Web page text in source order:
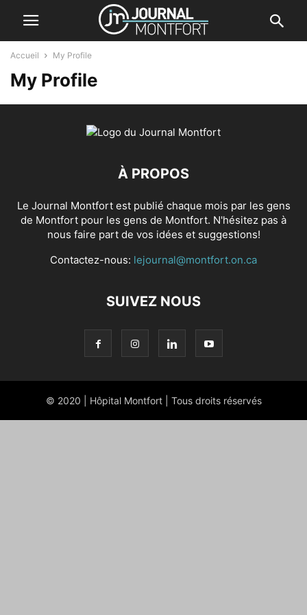
Accueil My Profile
My Profile
À PROPOS
Le Journal Montfort est publié chaque mois par les gens
de Montfort pour les gens de Montfort. N'hésitez pas à
nous faire part de vos idées et suggestions!
Contactez-nous: lejournal@montfort.on.ca
SUIVEZ NOUS
© 2020 | Hôpital Montfort | Tous droits réservés